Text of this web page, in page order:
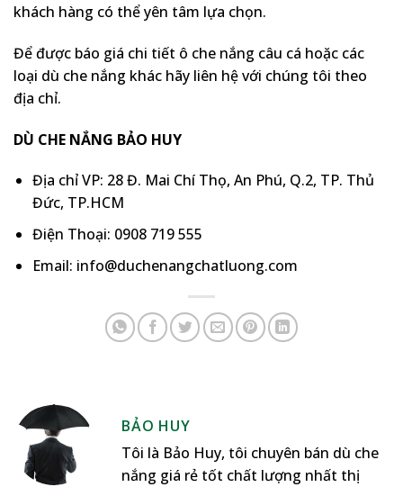
khách hàng có thể yên tâm lựa chọn.
Để được báo giá chi tiết ô che nắng câu cá hoặc các
loại dù che nắng khác hãy liên hệ với chúng tôi theo
địa chỉ.
DÙ CHE NẮNG BẢO HUY
Địa chỉ VP: 28 Đ. Mai Chí Thọ, An Phú, Q.2, TP. Thủ
Đức, TP.HCM
Điện Thoại: 0908 719 555
Email: info@duchenangchatluong.com
BẢO HUY
Tôi là Bảo Huy, tôi chuyên bán dù che
nắng giá rẻ tốt chất lượng nhất thị